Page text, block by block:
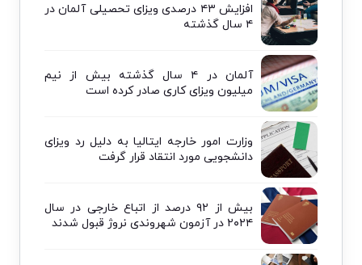
افزایش ۴۳ درصدی ویزای تحصیلی آلمان در
۴ سال گذشته
آلمان در ۴ سال گذشته بیش از نیم
میلیون ویزای کاری صادر کرده است
وزارت امور خارجه ایتالیا به دلیل رد ویزای
دانشجویی مورد انتقاد قرار گرفت
بیش از ۹۲ درصد از اتباع خارجی در سال
۲۰۲۴ در آزمون شهروندی نروژ قبول شدند